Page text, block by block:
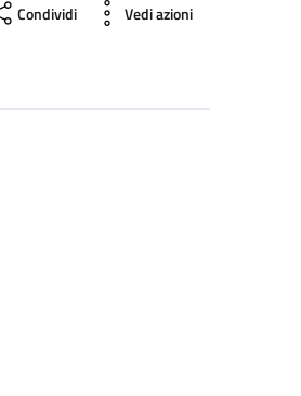
Condividi Vedi azioni